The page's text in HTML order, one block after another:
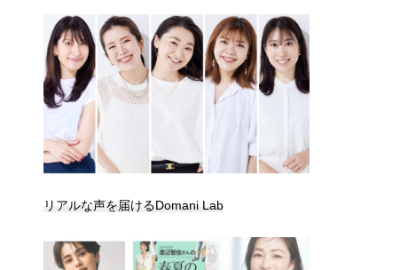
リアルな声を届けるDomani Lab